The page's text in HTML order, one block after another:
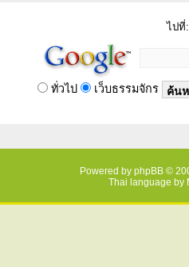
ไปที่:
ทั่วไป เว็บธรรมจักร
Powered by phpBB ©
Thai language by